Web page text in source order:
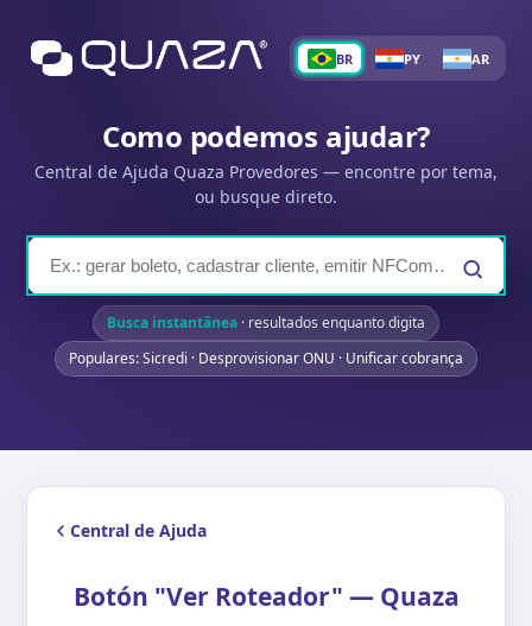
BR PY AR
Como podemos ajudar?
Central de Ajuda Quaza Provedores — encontre por tema,
ou busque direto.
Busca instantânea · resultados enquanto digita
Populares: Sicredi · Desprovisionar ONU · Unificar cobrança
Central de Ajuda
Botón "Ver Roteador" — Quaza